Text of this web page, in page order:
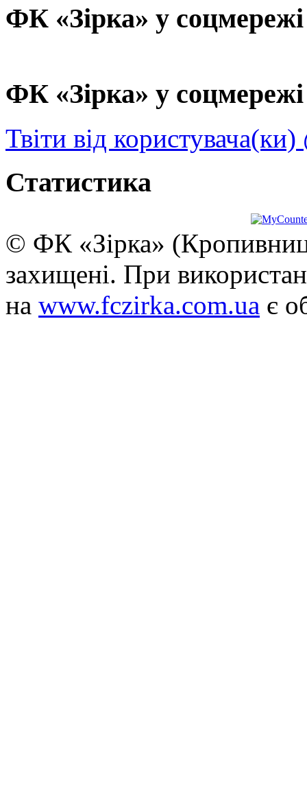
ФК «Зірка» у
ФК «Зірка» у
Твіти від
Статистика
© ФК «Зірка»
захищені. При
на www.fczirka.com.ua є